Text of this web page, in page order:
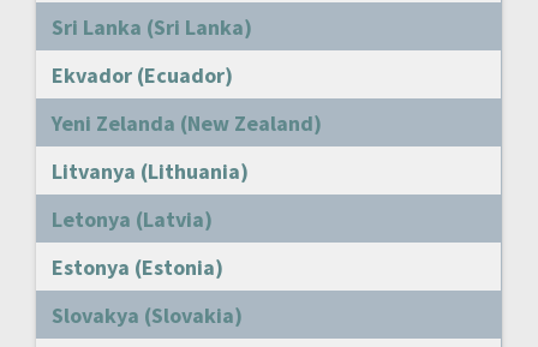
Sri Lanka (Sri Lanka)
Ekvador (Ecuador)
Yeni Zelanda (New Zealand)
Litvanya (Lithuania)
Letonya (Latvia)
Estonya (Estonia)
Slovakya (Slovakia)